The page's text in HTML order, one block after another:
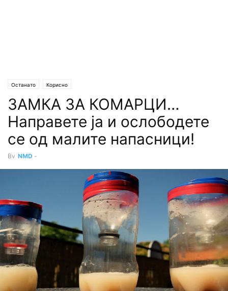
Останато Корисно
ЗАМКА ЗА КОМАРЦИ…
Направете ја и ослободете
се од малите напасници!
By NMD -